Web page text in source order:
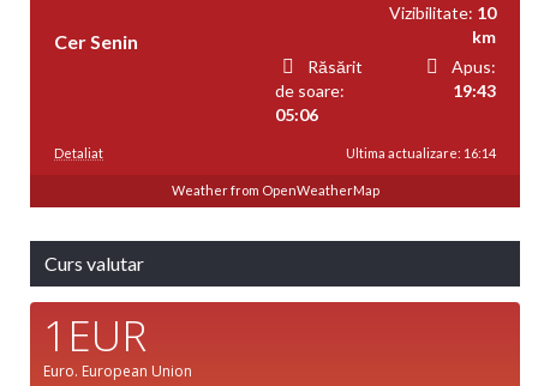
Cer Senin
Vizibilitate: 10
km
Răsărit
de soare:
05:06
Apus:
19:43
Detaliat Ultima actualizare: 16:14
Weather from OpenWeatherMap
Curs valutar
1EUR
Euro. European Union